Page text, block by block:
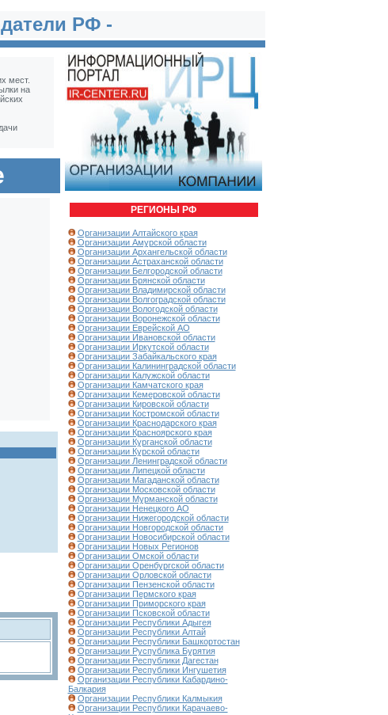
РФ -
мест.
на
РЕГИОНЫ РФ
Организации Алтайского края
Организации Амурской области
Организации Архангельской области
Организации Астраханской области
Организации Белгородской области
Организации Брянской области
Организации Владимирской области
Организации Волгоградской области
Организации Вологодской области
Организации Воронежской области
Организации Еврейской АО
Организации Ивановской области
Организации Иркутской области
Организации Забайкальского края
Организации Калининградской области
Организации Калужской области
Организации Камчатского края
Организации Кемеровской области
Организации Кировской области
Организации Костромской области
Организации Краснодарского края
Организации Красноярского края
Организации Курганской области
Организации Курской области
Организации Ленинградской области
Организации Липецкой области
Организации Магаданской области
Организации Московской области
Организации Мурманской области
Организации Ненецкого АО
Организации Нижегородской области
Организации Новгородской области
Организации Новосибирской области
Организации Новых Регионов
Организации Омской области
Организации Оренбургской области
Организации Орловской области
Организации Пензенской области
Организации Пермского края
Организации Приморского края
Организации Псковской области
Организации Республики Адыгея
Организации Республики Алтай
Организации Республики Башкортостан
Организации Руспублика Бурятия
Организации Республики Дагестан
Организации Республики Ингушетия
Организации Республики Кабардино-
Балкария
Организации Республики Калмыкия
Организации Республики Карачаево-